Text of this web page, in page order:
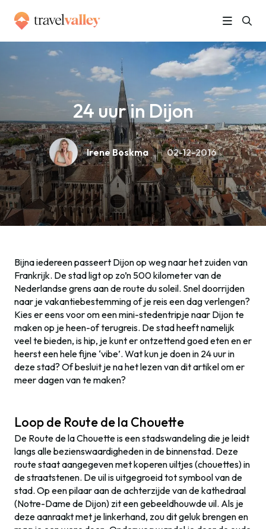
24 uur in Dijon
24 uur in Dijon
Irene Boskma 02-12-2016
Bijna iedereen passeert Dijon op weg naar het zuiden van
Frankrijk. De stad ligt op zo’n 500 kilometer van de
Nederlandse grens aan de route du soleil. Snel doorrijden
naar je vakantiebestemming of je reis een dag verlengen?
Kies er eens voor om een mini-stedentripje naar Dijon te
maken op je heen-of terugreis. De stad heeft namelijk
veel te bieden, is hip, je kunt er ontzettend goed eten en er
heerst een hele fijne ‘vibe’. Wat kun je doen in 24 uur in
deze stad? Of besluit je na het lezen van dit artikel om er
meer dagen van te maken?
Loop de Route de la Chouette
De Route de la Chouette is een stadswandeling die je leidt
langs alle bezienswaardigheden in de binnenstad. Deze
route staat aangegeven met koperen uiltjes (chouettes) in
de straatstenen. De uil is uitgegroeid tot symbool van de
stad. Op een pilaar aan de achterzijde van de kathedraal
(Notre-Dame de Dijon) zit een gebeeldhouwde uil. Als je
deze aanraakt met je linkerhand, zou dit geluk brengen en